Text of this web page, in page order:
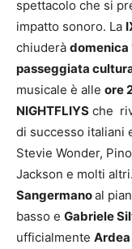
spettacolo che si
impatto sonoro. La
chiuderà domenica
passeggiata
musicale è alle ore
NIGHTFLIYS che
di successo italiani
Stevie Wonder,
Jackson e molti
Sangermanoal
basso e Gabriele
ufficialmente